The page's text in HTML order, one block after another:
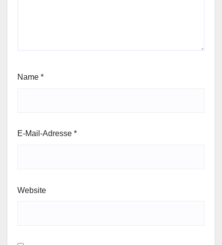
Name *
E-Mail-Adresse *
Website